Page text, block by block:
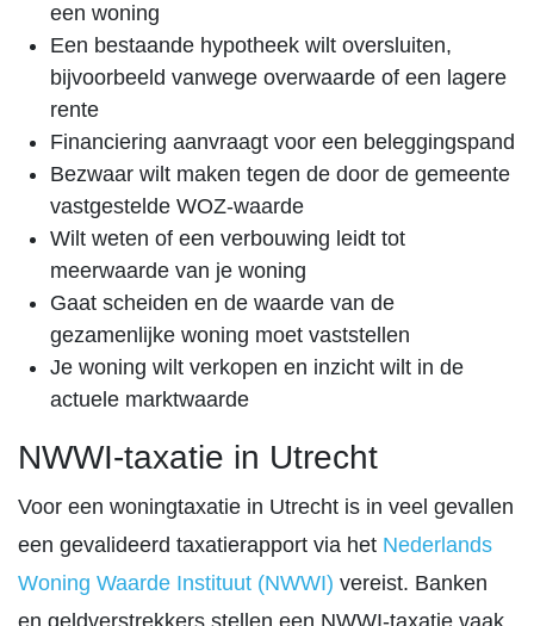
een woning
Een bestaande hypotheek wilt oversluiten,
bijvoorbeeld vanwege overwaarde of een lagere
rente
Financiering aanvraagt voor een beleggingspand
Bezwaar wilt maken tegen de door de gemeente
vastgestelde WOZ-waarde
Wilt weten of een verbouwing leidt tot
meerwaarde van je woning
Gaat scheiden en de waarde van de
gezamenlijke woning moet vaststellen
Je woning wilt verkopen en inzicht wilt in de
actuele marktwaarde
NWWI-taxatie in Utrecht
Voor een woningtaxatie in Utrecht is in veel gevallen
een gevalideerd taxatierapport via het Nederlands
Woning Waarde Instituut (NWWI) vereist. Banken